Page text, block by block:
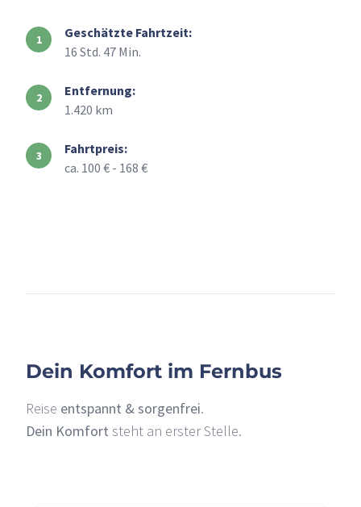
Geschätzte Fahrtzeit:
16 Std. 47 Min.
Entfernung:
1.420 km
Fahrtpreis:
ca. 100 € - 168 €
Dein Komfort im Fernbus
Reise entspannt & sorgenfrei.
Dein Komfort steht an erster Stelle.